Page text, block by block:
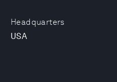
Headquarters
USA